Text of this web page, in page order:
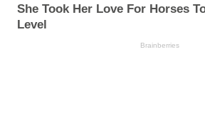
She Took Her Love For Horses
Level
Brainberries